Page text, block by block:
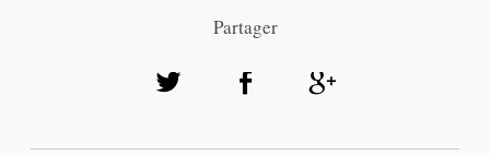
Partager